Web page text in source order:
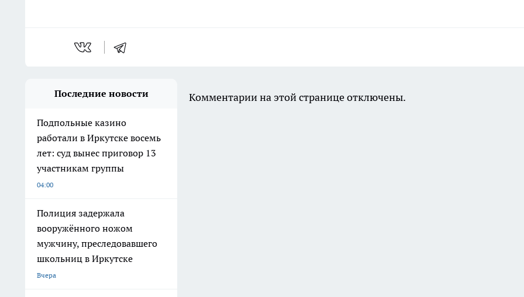
Последние новости
Подпольные казино
работали в Иркутске восемь
лет: суд вынес приговор 13
участникам группы
04:00
Полиция задержала
вооружённого ножом
мужчину, преследовавшего
школьниц в Иркутске
Вчера
Комментарии на этой странице отключены.